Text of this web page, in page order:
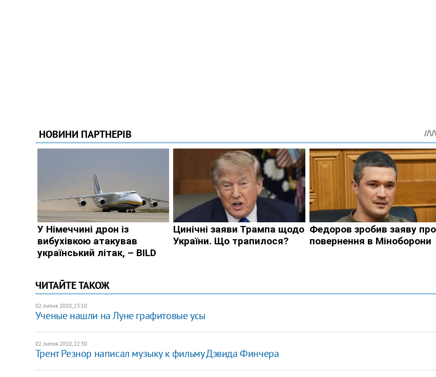
ЧИТАЙТЕ ТАКОЖ
02 липня 2010, 23:10
Ученые нашли на Луне графитовые усы
02 липня 2010, 22:30
Трент Резнор написал музыку к фильму Дэвида Финчера